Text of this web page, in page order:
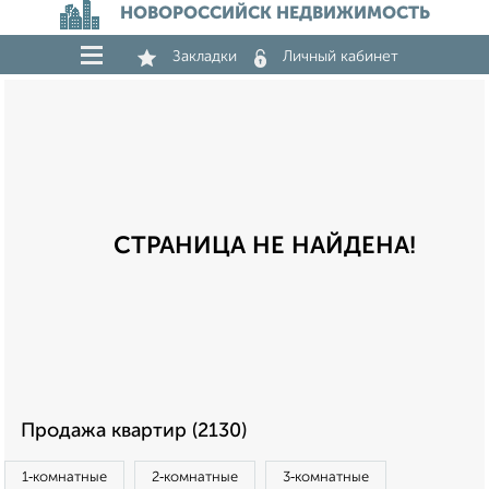
НОВОРОССИЙСК НЕДВИЖИМОСТЬ
Закладки Личный кабинет
СТРАНИЦА НЕ НАЙДЕНА!
Продажа квартир (2130)
1‑комнатные 2‑комнатные 3‑комнатные